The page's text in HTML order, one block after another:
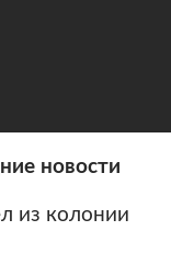
новости
из колонии